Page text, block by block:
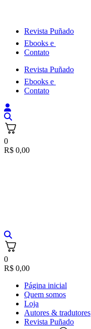
Revista Puñado
Ebooks e
Contato
Revista Puñado
Ebooks e
Contato
0
R$ 0,00
0
R$ 0,00
Página inicial
Quem somos
Loja
Autores & tradutores
Revista Puñado